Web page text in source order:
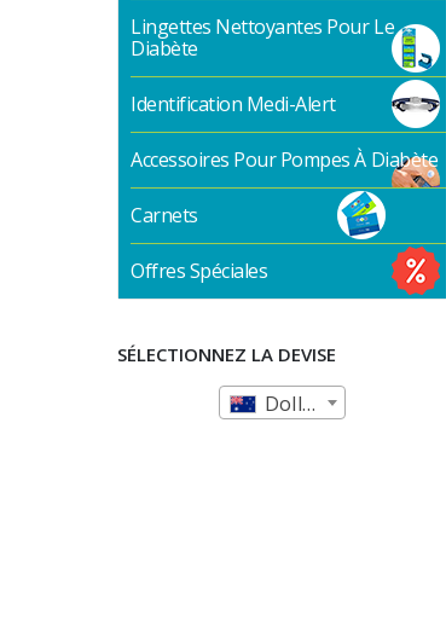
Lingettes Nettoyantes Pour Le
Diabète
Identification Medi-Alert
Accessoires Pour Pompes À Diabète
Carnets
Offres Spéciales
SÉLECTIONNEZ LA DEVISE
Dollar australien (AUD)